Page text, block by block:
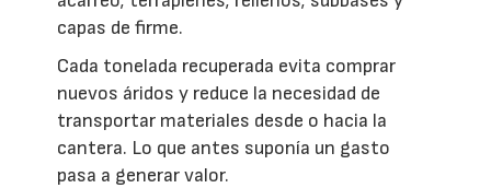
capas de firme.
Cada tonelada recuperada evita comprar
nuevos áridos y reduce la necesidad de
transportar materiales desde o hacia la
cantera. Lo que antes suponía un gasto
pasa a generar valor.